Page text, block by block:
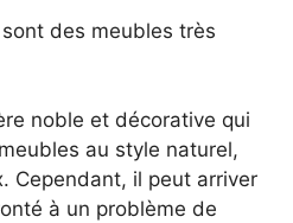
des meubles très
noble et décorative qui
au style naturel,
Cependant, il peut arriver
à un problème de